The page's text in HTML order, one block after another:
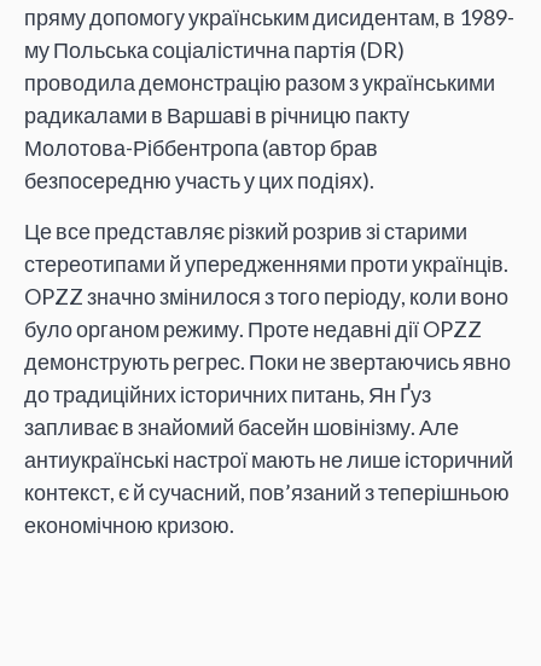
пряму допомогу українським дисидентам, в 1989-
му Польська соціалістична партія (DR)
проводила демонстрацію разом з українськими
радикалами в Варшаві в річницю пакту
Молотова-Ріббентропа (автор брав
безпосередню участь у цих подіях).
Це все представляє різкий розрив зі старими
стереотипами й упередженнями проти українців.
OPZZ значно змінилося з того періоду, коли воно
було органом режиму. Проте недавні дії OPZZ
демонструють регрес. Поки не звертаючись явно
до традиційних історичних питань, Ян Ґуз
запливає в знайомий басейн шовінізму. Але
антиукраїнські настрої мають не лише історичний
контекст, є й сучасний, пов’язаний з теперішньою
економічною кризою.